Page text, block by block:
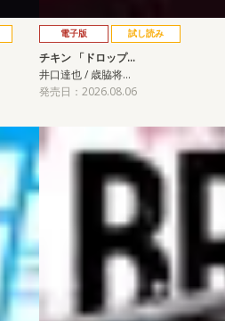
電子版 試し読み
チキン 「ドロップ…
井口達也 / 歳脇将…
発売日：2026.08.06